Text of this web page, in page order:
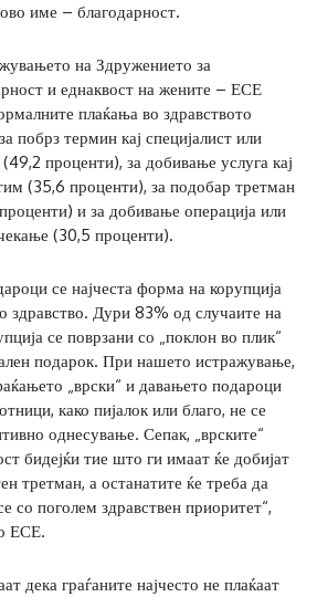
име – благодарност.
на Здружението за
и еднаквост на жените – ЕСЕ
плаќања во здравството
побрз термин кај специјалист или
(49,2 проценти), за добивање услуга кај
(35,6 проценти), за подобар третман
и за добивање операција или
(30,5 проценти).
се најчеста форма на корупција
здравство. Дури 83% од случаите на
се поврзани со „поклон во плик“
подарок. При нашето истражување,
„врски“ и давањето подароци
како пијалок или благо, не се
однесување. Сепак, „врските“
бидејќи тие што ги имаат ќе добијат
третман, а останатите ќе треба да
со поголем здравствен приоритет“,
ЕСЕ.
дека граѓаните најчесто не плаќаат